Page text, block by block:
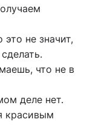
не значит,
что не в
деле нет.
красивым